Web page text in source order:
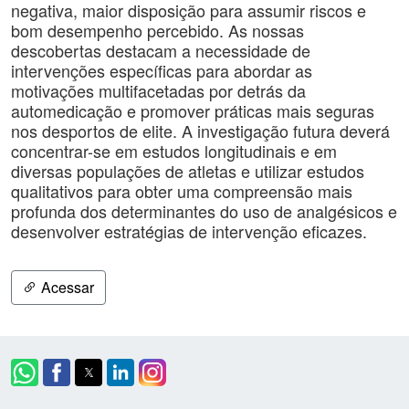
negativa, maior disposição para assumir riscos e
bom desempenho percebido. As nossas
descobertas destacam a necessidade de
intervenções específicas para abordar as
motivações multifacetadas por detrás da
automedicação e promover práticas mais seguras
nos desportos de elite. A investigação futura deverá
concentrar-se em estudos longitudinais e em
diversas populações de atletas e utilizar estudos
qualitativos para obter uma compreensão mais
profunda dos determinantes do uso de analgésicos e
desenvolver estratégias de intervenção eficazes.
Acessar